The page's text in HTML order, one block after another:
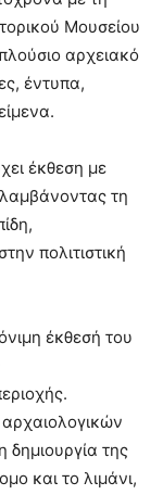
Μουσείου
αρχειακό
έντυπα,
έκθεση με
τη
πολιτιστική
έκθεσή του
της
και το λιμάνι,